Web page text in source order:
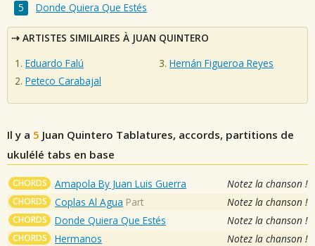
Donde Quiera Que Estés
ARTISTES SIMILAIRES À JUAN QUINTERO
Eduardo Falú
Peteco Carabajal
Hernán Figueroa Reyes
Il y a 5 Juan Quintero Tablatures, accords, partitions de
ukulélé tabs en base
CHORDS Amapola By Juan Luis Guerra Notez la chanson !
CHORDS Coplas Al Agua Part Notez la chanson !
CHORDS Donde Quiera Que Estés Notez la chanson !
CHORDS Hermanos Notez la chanson !